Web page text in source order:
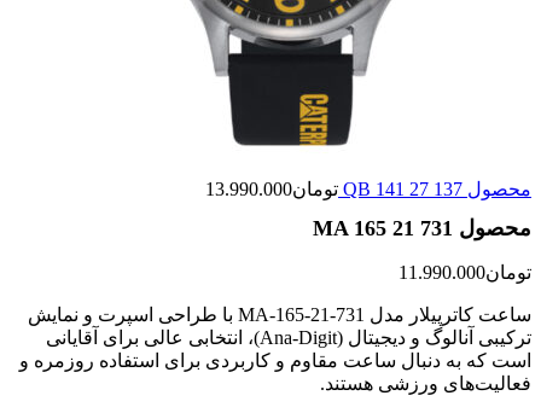
محصول QB 141 27 137 تومان13.990.000
محصول MA 165 21 731
تومان11.990.000
ساعت کاترپیلار مدل MA-165-21-731 با طراحی اسپرت و نمایش
ترکیبی آنالوگ و دیجیتال (Ana-Digit)، انتخابی عالی برای آقایانی
است که به دنبال ساعت مقاوم و کاربردی برای استفاده روزمره و
فعالیت‌های ورزشی هستند.